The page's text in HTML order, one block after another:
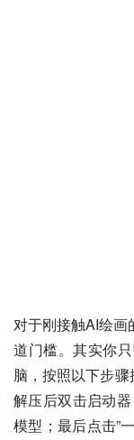
对于刚接触AI绘
道门槛。其实你
脑，按照以下步骤
解压后双击启动
模型；最后点击”